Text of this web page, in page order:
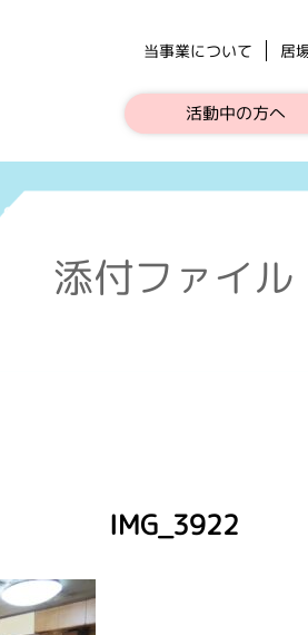
当事業について 居
活動中の方へ
添付ファイル
IMG_3922